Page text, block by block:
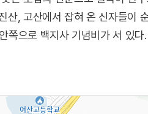
, 고산에서 잡혀 온 신자들이
쪽으로 백지사 기념비가 서 있